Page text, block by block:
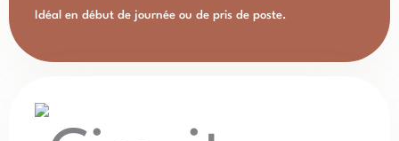
Idéal en début de journée ou de pris de poste.